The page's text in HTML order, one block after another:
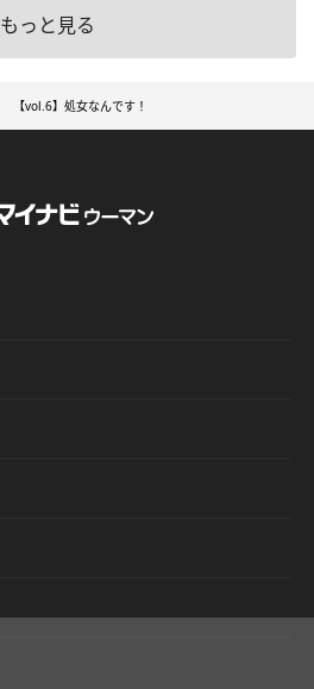
もっと見る
【vol.6】処女なんです！